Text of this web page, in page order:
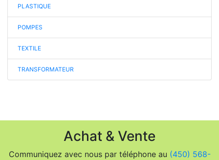
PLASTIQUE
POMPES
TEXTILE
TRANSFORMATEUR
Achat & Vente
Communiquez avec nous par téléphone au (450) 568-